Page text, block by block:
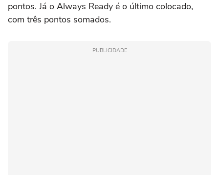
pontos. Já o Always Ready é o último colocado,
com três pontos somados.
PUBLICIDADE